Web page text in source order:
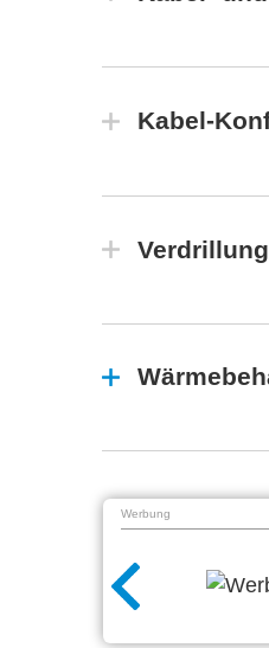
Kabel-
Werbung